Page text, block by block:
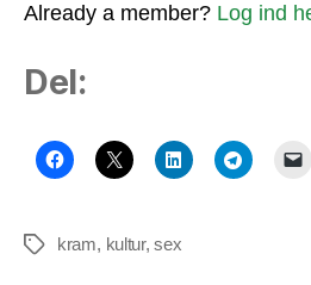
Already a member? Log ind
Del:
Tags kram, kultur,sex